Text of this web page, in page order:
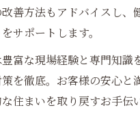
善方法もアドバイスし、
サポートします。
富な現場経験と専門知識
を徹底。お客様の安心と
住まいを取り戻すお手伝